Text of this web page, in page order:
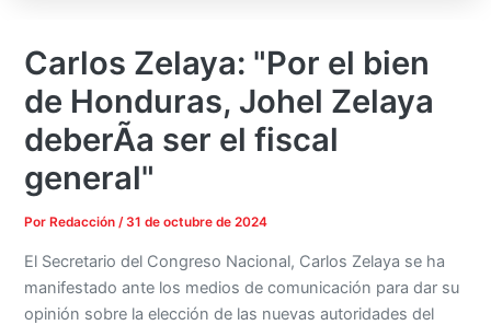
Carlos Zelaya: "Por el bien
de Honduras, Johel Zelaya
deberÃ­a ser el fiscal
general"
Por Redacción/ 31 de octubre de 2024
El Secretario del Congreso Nacional, Carlos Zelaya se ha
manifestado ante los medios de comunicación para dar su
opinión sobre la elección de las nuevas autoridades del